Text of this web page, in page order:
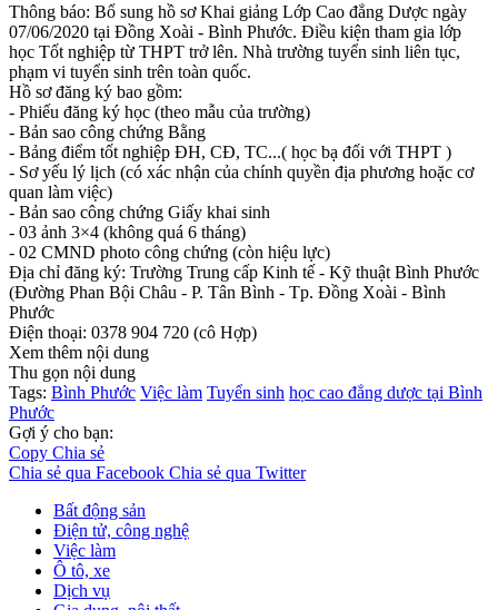
Thông báo: Bổ sung hồ sơ Khai giảng Lớp Cao đẳng Dược ngày
07/06/2020 tại Đồng Xoài - Bình Phước. Điều kiện tham gia lớp
học Tốt nghiệp từ THPT trở lên. Nhà trường tuyển sinh liên tục,
phạm vi tuyển sinh trên toàn quốc.
Hồ sơ đăng ký bao gồm:
- Phiếu đăng ký học (theo mẫu của trường)
- Bản sao công chứng Bằng
- Bảng điểm tốt nghiệp ĐH, CĐ, TC...( học bạ đối với THPT )
- Sơ yếu lý lịch (có xác nhận của chính quyền địa phương hoặc cơ
quan làm việc)
- Bản sao công chứng Giấy khai sinh
- 03 ảnh 3×4 (không quá 6 tháng)
- 02 CMND photo công chứng (còn hiệu lực)
Địa chỉ đăng ký: Trường Trung cấp Kinh tế - Kỹ thuật Bình Phước
(Đường Phan Bội Châu - P. Tân Bình - Tp. Đồng Xoài - Bình
Phước
Điện thoại: 0378 904 720 (cô Hợp)
Xem thêm nội dung
Thu gọn nội dung
Tags: Bình Phước Việc làm Tuyển sinh học cao đẳng dược tại Bình
Phước
Gợi ý cho bạn:
Copy Chia sẻ
Chia sẻ qua Facebook Chia sẻ qua Twitter
Bất động sản
Điện tử, công nghệ
Việc làm
Ô tô, xe
Dịch vụ